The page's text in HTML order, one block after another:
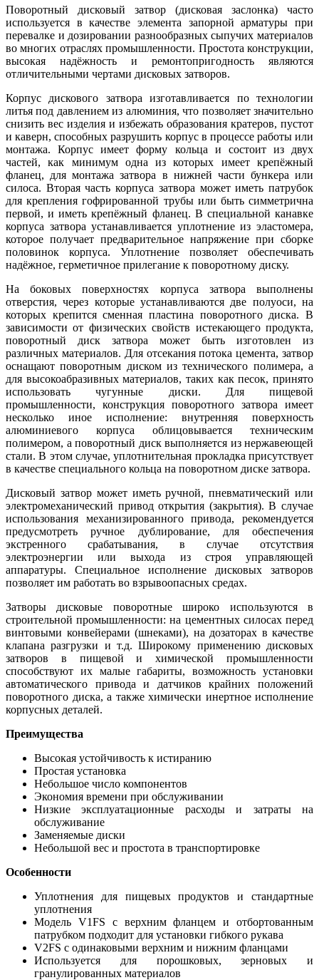
Поворотный дисковый затвор (дисковая заслонка) часто
используется в качестве элемента запорной арматуры при
перевалке и дозировании разнообразных сыпучих материалов
во многих отраслях промышленности. Простота конструкции,
высокая надёжность и ремонтопригодность являются
отличительными чертами дисковых затворов.
Корпус дискового затвора изготавливается по технологии
литья под давлением из алюминия, что позволяет значительно
снизить вес изделия и избежать образования кратеров, пустот
и каверн, способных разрушить корпус в процессе работы или
монтажа. Корпус имеет форму кольца и состоит из двух
частей, как минимум одна из которых имеет крепёжный
фланец, для монтажа затвора в нижней части бункера или
силоса. Вторая часть корпуса затвора может иметь патрубок
для крепления гофрированной трубы или быть симметрична
первой, и иметь крепёжный фланец. В специальной канавке
корпуса затвора устанавливается уплотнение из эластомера,
которое получает предварительное напряжение при сборке
половинок корпуса. Уплотнение позволяет обеспечивать
надёжное, герметичное прилегание к поворотному диску.
На боковых поверхностях корпуса затвора выполнены
отверстия, через которые устанавливаются две полуоси, на
которых крепится сменная пластина поворотного диска. В
зависимости от физических свойств истекающего продукта,
поворотный диск затвора может быть изготовлен из
различных материалов. Для отсекания потока цемента, затвор
оснащают поворотным диском из технического полимера, а
для высокоабразивных материалов, таких как песок, принято
использовать чугунные диски. Для пищевой
промышленности, конструкция поворотного затвора имеет
несколько иное исполнение: внутренняя поверхность
алюминиевого корпуса облицовывается техническим
полимером, а поворотный диск выполняется из нержавеющей
стали. В этом случае, уплотнительная прокладка присутствует
в качестве специального кольца на поворотном диске затвора.
Дисковый затвор может иметь ручной, пневматический или
электромеханический привод открытия (закрытия). В случае
использования механизированного привода, рекомендуется
предусмотреть ручное дублирование, для обеспечения
экстренного срабатывания, в случае отсутствия
электроэнергии или выхода из строя управляющей
аппаратуры. Специальное исполнение дисковых затворов
позволяет им работать во взрывоопасных средах.
Затворы дисковые поворотные широко используются в
строительной промышленности: на цементных силосах перед
винтовыми конвейерами (шнеками), на дозаторах в качестве
клапана разгрузки и т.д. Широкому применению дисковых
затворов в пищевой и химической промышленности
способствуют их малые габариты, возможность установки
автоматического привода и датчиков крайних положений
поворотного диска, а также химически инертное исполнение
корпусных деталей.
Преимущества
Высокая устойчивость к истиранию
Простая установка
Небольшое число компонентов
Экономия времени при обслуживании
Низкие эксплуатационные расходы и затраты на
обслуживание
Заменяемые диски
Небольшой вес и простота в транспортировке
Особенности
Уплотнения для пищевых продуктов и стандартные
уплотнения
Модель V1FS с верхним фланцем и отбортованным
патрубком подходит для установки гибкого рукава
V2FS с одинаковыми верхним и нижним фланцами
Используется для порошковых, зерновых и
гранулированных материалов